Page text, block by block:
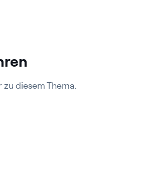
zu diesem Thema.